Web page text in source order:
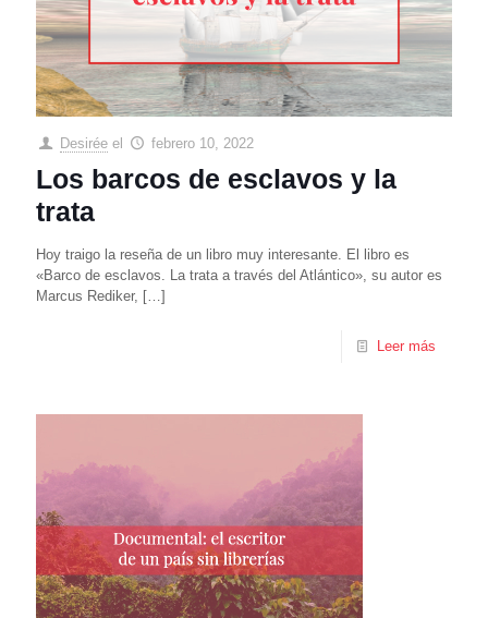
Desirée el febrero 10, 2022
Los barcos de esclavos y la
trata
Hoy traigo la reseña de un libro muy interesante. El libro es
«Barco de esclavos. La trata a través del Atlántico», su autor es
Marcus Rediker, […]
Leer más